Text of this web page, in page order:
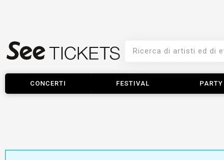
CONCERTI FESTIVAL PARTY